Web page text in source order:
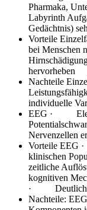
Pharmaka,
Labyrinth
Gedächtnis)
Vorteile
bei
hervorheben
Nachteile
individuelle
EEG ·
Nervenzellen
Vorteile EEG
klinischen
zeitliche
kognitiven
· Deutliche
Nachteile: EEG